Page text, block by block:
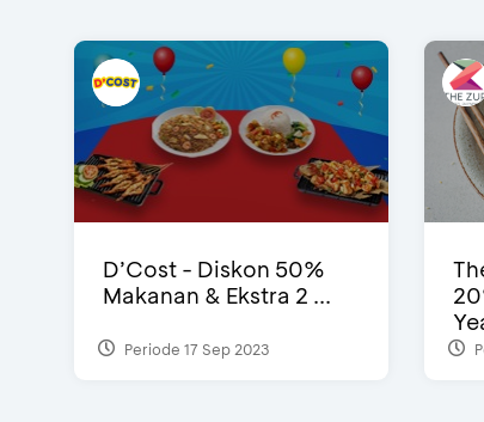
D’Cost - Diskon 50%
Makanan & Ekstra 2 ...
Periode 17 Sep 2023